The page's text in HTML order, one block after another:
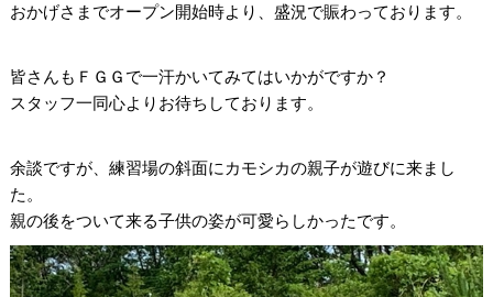
おかげさまでオープン開始時より、盛況で賑わっております。
皆さんもＦＧＧで一汗かいてみてはいかがですか？
スタッフ一同心よりお待ちしております。
余談ですが、練習場の斜面にカモシカの親子が遊びに来まし
た。
親の後をついて来る子供の姿が可愛らしかったです。